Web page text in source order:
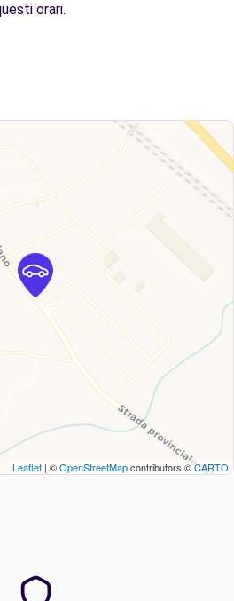
orari.
Leaflet | ©OpenStreetMapcontributors ©CARTO